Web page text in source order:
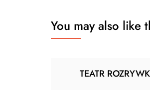
You may also like
TEATR